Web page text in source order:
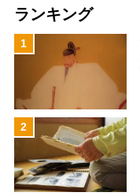
ランキング
1
2